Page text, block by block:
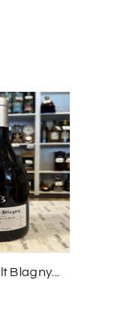
Blagny...